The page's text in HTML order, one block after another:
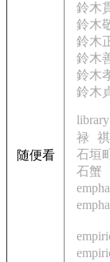
随便看
鈴木
鈴木
鈴木
鈴木
鈴木
鈴木
禄
祺
石垣
石蟹